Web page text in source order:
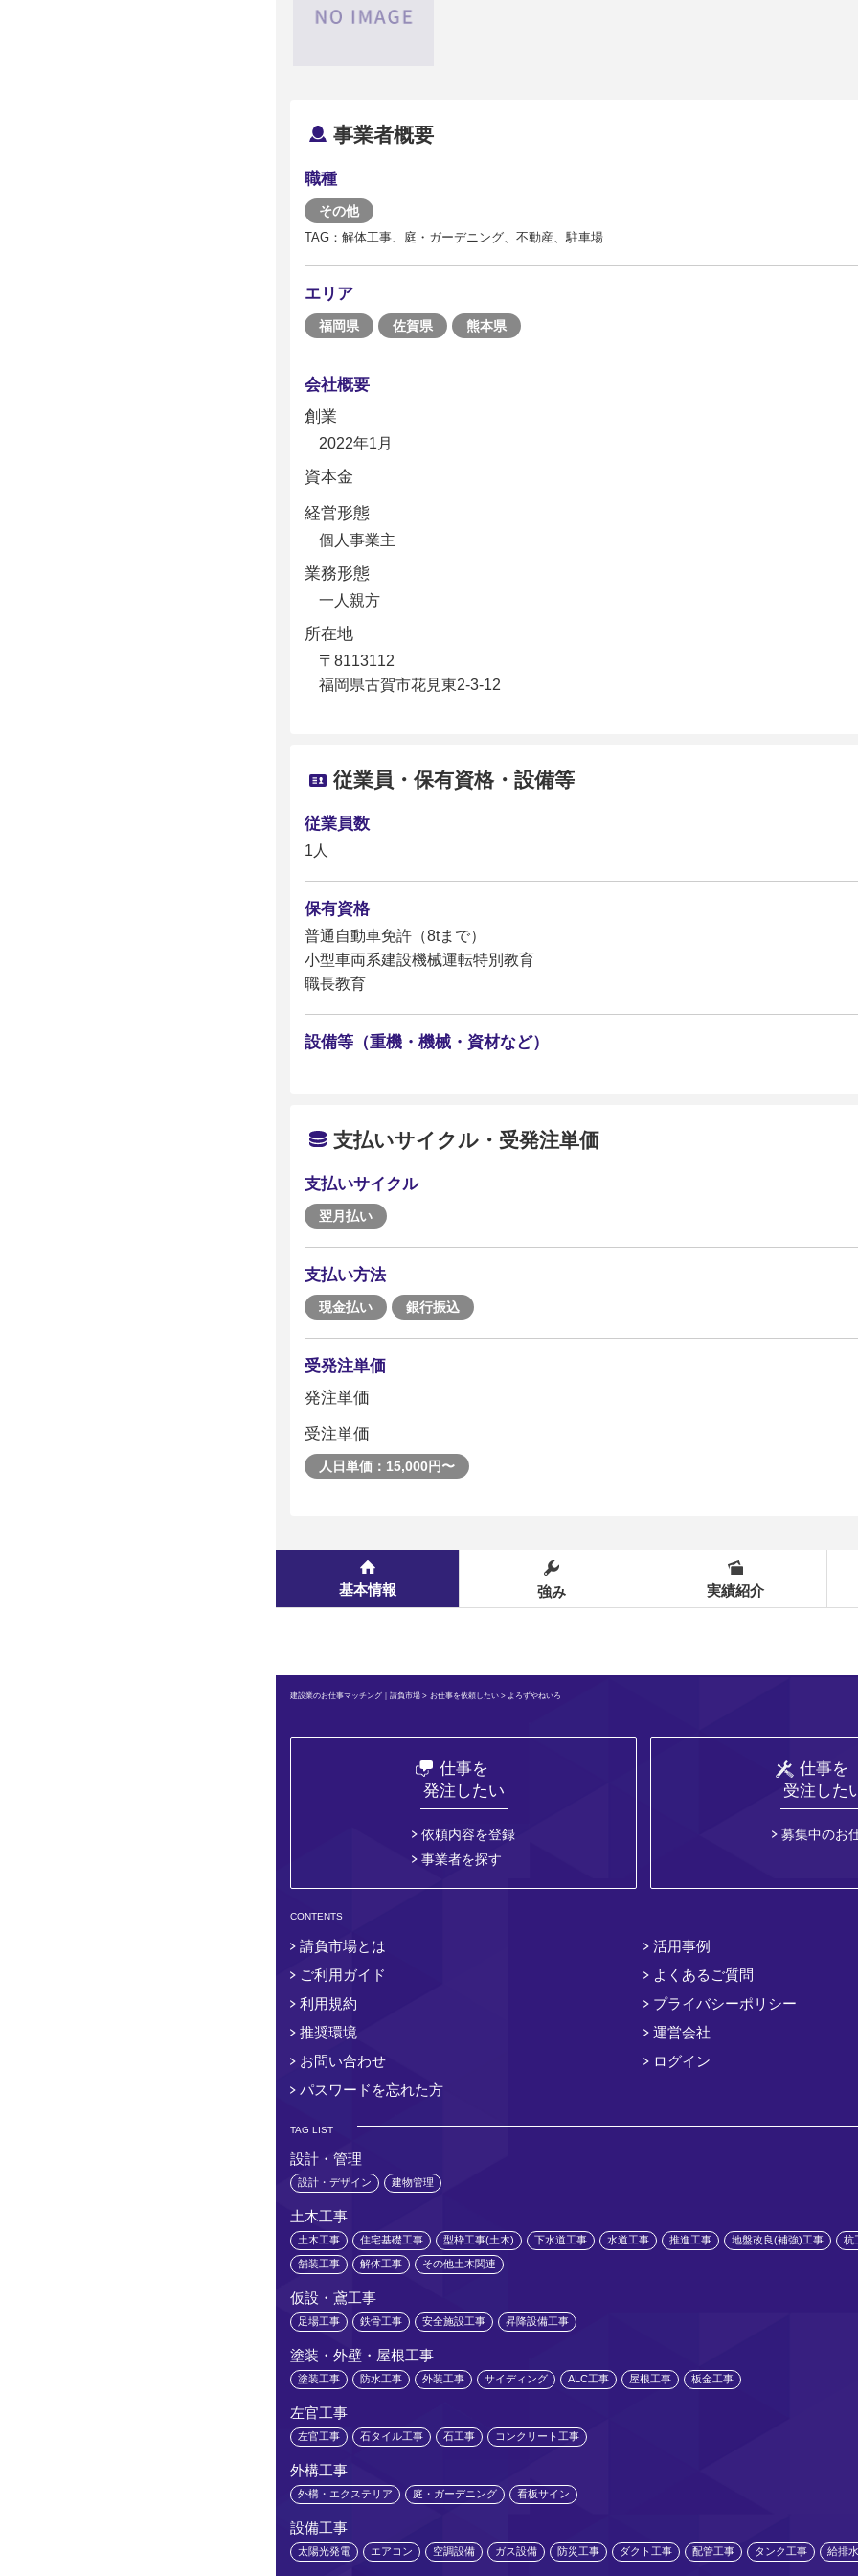
事業者概要
職種
その他
TAG：解体工事、庭・ガーデニング、不動産、駐車場
エリア
福岡県 佐賀県 熊本県
会社概要
創業
2022年1月
資本金
経営形態
個人事業主
業務形態
一人親方
所在地
〒8113112
福岡県古賀市花見東2-3-12
従業員・保有資格・設備等
従業員数
1人
保有資格
普通自動車免許（8tまで）
小型車両系建設機械運転特別教育
職長教育
設備等（重機・機械・資材など）
支払いサイクル・受発注単価
支払いサイクル
翌月払い
支払い方法
現金払い 銀行振込
受発注単価
発注単価
受注単価
人日単価：15,000円〜
基本情報 強み 実績紹介
建設業のお仕事マッチング｜請負市場 > お仕事を依頼したい> よろずやねいろ
仕事を
発注したい
依頼内容を登録
事業者を探す
仕事を
受注した
募集中のお
CONTENTS
請負市場とは
活用事例
ご利用ガイド
よくあるご質問
利用規約
プライバシーポリシー
推奨環境
運営会社
お問い合わせ
ログイン
パスワードを忘れた方
TAG LIST
設計・管理
設計・デザイン 建物管理
土木工事
土木工事 住宅基礎工事 型枠工事(土木) 下水道工事 水道工事 推進工事 地盤改良(補強)工事 杭
舗装工事 解体工事 その他土木関連
仮設・鳶工事
足場工事 鉄骨工事 安全施設工事 昇降設備工事
塗装・外壁・屋根工事
塗装工事 防水工事 外装工事 サイディング ALC工事 屋根工事 板金工事
左官工事
左官工事 石タイル工事 石工事 コンクリート工事
外構工事
外構・エクステリア 庭・ガーデニング 看板サイン
設備工事
太陽光発電 エアコン 空調設備 ガス設備 防災工事 ダクト工事 配管工事 タンク工事 給排